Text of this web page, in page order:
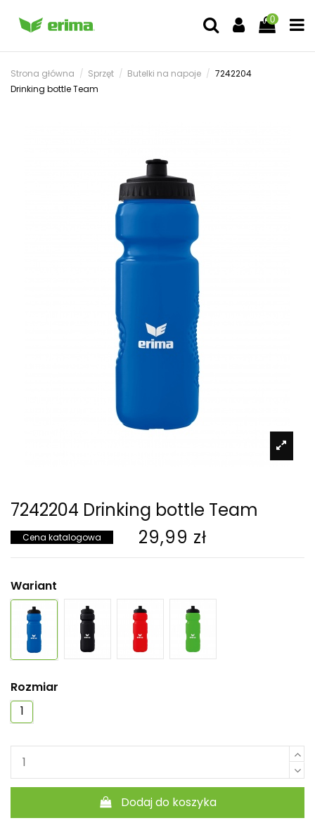
0
Strona główna Sprzęt Butelki na napoje
7242204
Drinking bottle Team
7242204 Drinking bottle Team
Cena katalogowa 29,99 zł
Wariant
Rozmiar
1
Dodaj do koszyka